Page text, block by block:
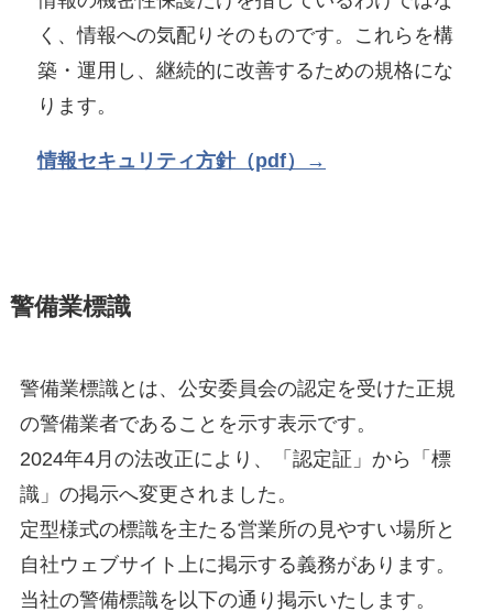
く、情報への気配りそのものです。これらを構
築・運用し、継続的に改善するための規格にな
ります。
情報セキュリティ方針（pdf）→
警備業標識
警備業標識とは、公安委員会の認定を受けた正規
の警備業者であることを示す表示です。
2024年4月の法改正により、「認定証」から「標
識」の掲示へ変更されました。
定型様式の標識を主たる営業所の見やすい場所と
自社ウェブサイト上に掲示する義務があります。
当社の警備標識を以下の通り掲示いたします。